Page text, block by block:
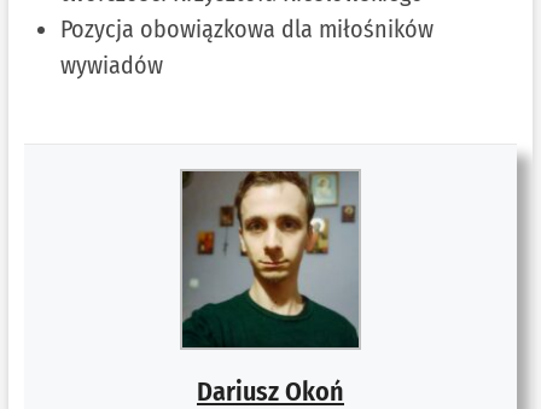
Pozycja obowiązkowa dla miłośników
wywiadów
Dariusz Okoń